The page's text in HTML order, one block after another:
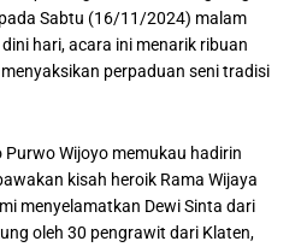
Sabtu (16/11/2024) malam
hari, acara ini menarik ribuan
perpaduan seni tradisi
Wijoyo memukau hadirin
kisah heroik Rama Wijaya
menyelamatkan Dewi Sinta dari
oleh 30 pengrawit dari Klaten,